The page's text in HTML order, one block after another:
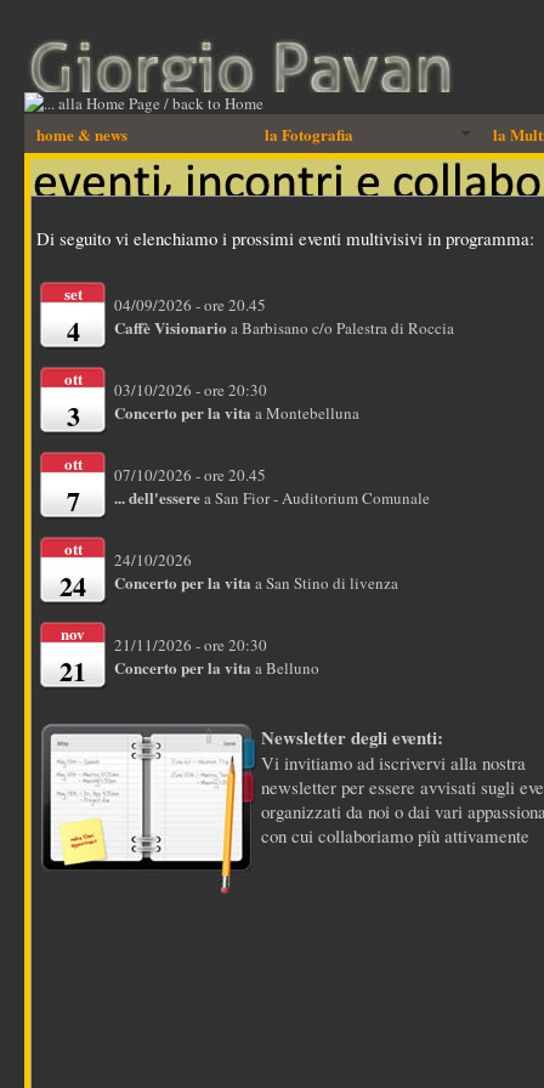
home & news la Fotografia la
Di seguito vi elenchiamo i prossimi eventi multivisivi in programma:
set
4
04/09/2026 - ore 20.45
Caffè Visionario a Barbisano c/o Palestra di Roccia
ott
3
03/10/2026 - ore 20:30
Concerto per la vita a Montebelluna
ott
7
07/10/2026 - ore 20.45
... dell'esserea San Fior - Auditorium Comunale
ott
24
24/10/2026
Concerto per la vita a San Stino di livenza
nov
21
21/11/2026 - ore 20:30
Concerto per la vita a Belluno
Newsletter degli eventi:
Vi invitiamo ad iscrivervi alla nostra
newsletter per essere avvisati sugli
organizzati da noi o dai vari
con cui collaboriamo più attivamente